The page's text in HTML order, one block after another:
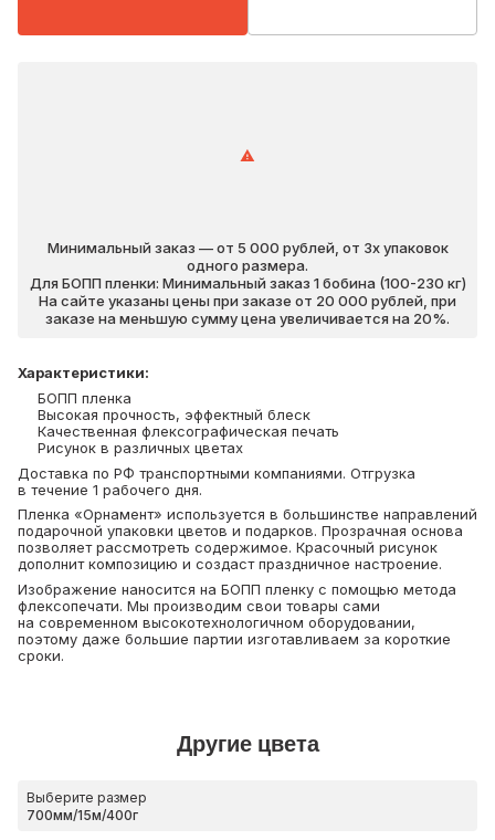
Минимальный заказ — от 5 000 рублей, от 3х упаковок
одного размера.
Для БОПП пленки: Минимальный заказ 1 бобина (100-230 кг)
На сайте указаны цены при заказе от 20 000 рублей, при
заказе на меньшую сумму цена увеличивается на 20%.
Характеристики:
БОПП пленка
Высокая прочность, эффектный блеск
Качественная флексографическая печать
Рисунок в различных цветах
Доставка по РФ транспортными компаниями. Отгрузка
в течение 1 рабочего дня.
Пленка «Орнамент» используется в большинстве направлений
подарочной упаковки цветов и подарков. Прозрачная основа
позволяет рассмотреть содержимое. Красочный рисунок
дополнит композицию и создаст праздничное настроение.
Изображение наносится на БОПП пленку с помощью метода
флексопечати. Мы производим свои товары сами
на современном высокотехнологичном оборудовании,
поэтому даже большие партии изготавливаем за короткие
сроки.
Другие цвета
Выберите размер